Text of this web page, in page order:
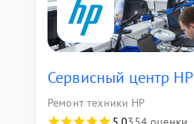
Сервисный центр HP
Ремонт техники HP